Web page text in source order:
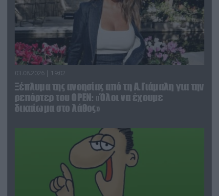
03.08.2026 | 19:02
Ξέπλυμα της ανοησίας από τη Α.Γιάμαλη για την
ρεπόρτερ του ΟΡΕΝ: «Όλοι να έχουμε
δικαίωμα στο λάθος»